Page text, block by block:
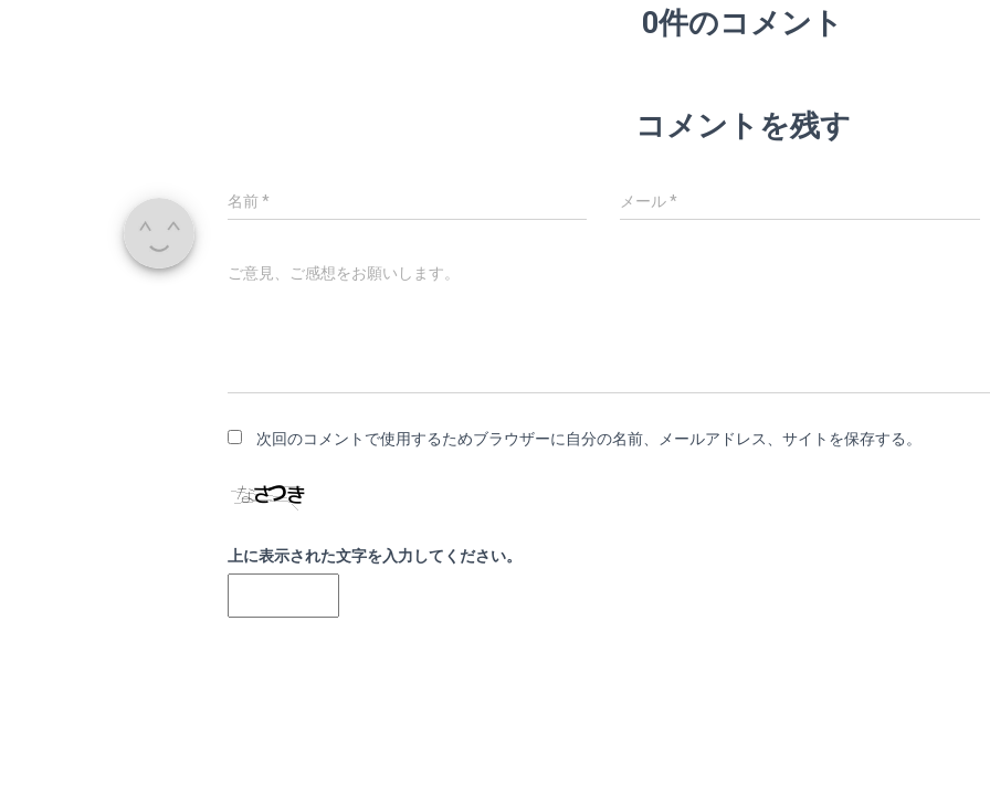
0件のコメント
コメントを残す
名前* メール*
ご意見、ご感想をお願いします。
次回のコメントで使用するためブラウザーに自分の名前、メールアドレス、サイトを保存する。
上に表示された文字を入力してください。